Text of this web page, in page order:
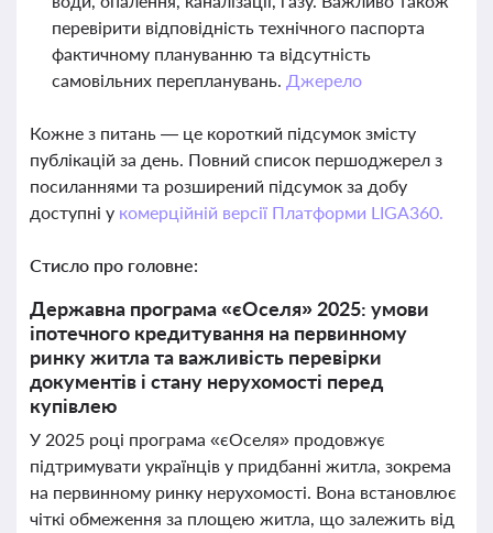
перевірити відповідність технічного паспорта
фактичному плануванню та відсутність
самовільних перепланувань. Джерело
Кожне з питань — це короткий підсумок змісту
публікацій за день. Повний список першоджерел з
посиланнями та розширений підсумок за добу
доступні у комерційній версії Платформи LIGA360.
Стисло про головне:
Державна програма «єОселя» 2025: умови
іпотечного кредитування на первинному
ринку житла та важливість перевірки
документів і стану нерухомості перед
купівлею
У 2025 році програма «єОселя» продовжує
підтримувати українців у придбанні житла, зокрема
на первинному ринку нерухомості. Вона встановлює
чіткі обмеження за площею житла, що залежить від